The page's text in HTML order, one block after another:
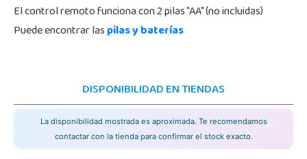
El control remoto funciona con 2 pilas "AA" (no incluidas)
Puede encontrar laspilas y baterías
DISPONIBILIDAD EN TIENDAS
La disponibilidad mostrada es aproximada. Te recomendamos
contactar con la tienda para confirmar el stock exacto.